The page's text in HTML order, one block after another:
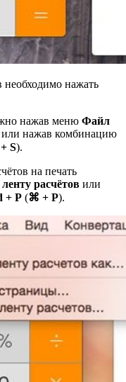
необходимо нажать
нажав меню Файл
или нажав комбинацию
S).
на печать
расчётов или
+ P (⌘ + P).